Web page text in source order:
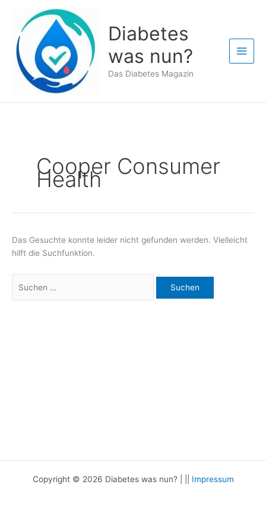
springen
Diabetes
was nun?
Das Diabetes Magazin
Cooper Consumer
Health
Das Gesuchte konnte leider nicht gefunden werden. Vielleicht
hilft die Suchfunktion.
nach:
Copyright © 2026 Diabetes was nun? | || Impressum